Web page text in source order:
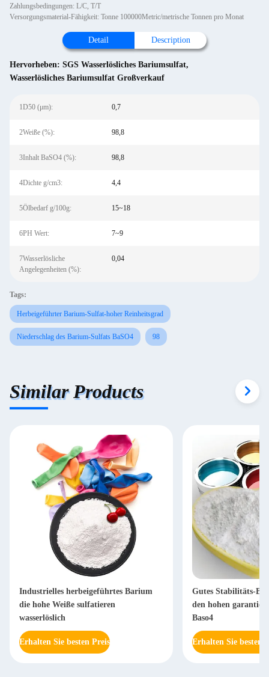
Zahlungsbedingungen: L/C, T/T
Versorgungsmaterial-Fähigkeit: Tonne 100000Metric/metrische Tonnen pro Monat
Detail Description
Hervorheben: SGS Wasserlösliches Bariumsulfat,
Wasserlösliches Bariumsulfat Großverkauf
1D50 (μm): 0,7
2Weiße (%): 98,8
3Inhalt BaSO4 (%): 98,8
4Dichte g/cm3: 4,4
5Ölbedarf g/100g: 15~18
6PH Wert: 7~9
7Wasserlösliche
Angelegenheiten (%):
0,04
Tags:
Herbeigeführter Barium-Sulfat-hoher Reinheitsgrad
Niederschlag des Barium-Sulfats BaSO4 98
Similar Products
Industrielles herbeigeführtes Barium
die hohe Weiße sulfatieren
wasserlöslich
Erhalten Sie besten Preis
Gutes Stabilitäts-
den hohen
Baso4
Erhalten Sie besten